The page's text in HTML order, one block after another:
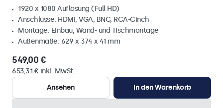
1920 x 1080 Auflösung (Full HD)
Anschlüsse: HDMI, VGA, BNC, RCA-Cinch
Montage: Einbau, Wand- und Tischmontage
Außenmaße: 629 x 374 x 41 mm
549,00 €
653,31 € inkl. MwSt.
Ansehen
In den Warenkorb